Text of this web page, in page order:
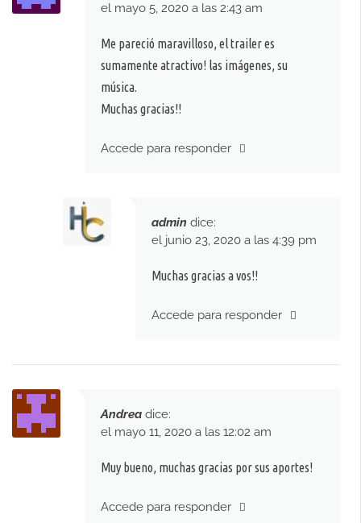
el mayo 5, 2020 a las 2:43 am
Me pareció maravilloso, el trailer es
sumamente atractivo! las imágenes, su
música.
Muchas gracias!!
Accede para responder
admin dice:
el junio 23, 2020 a las 4:39 pm
Muchas gracias a vos!!
Accede para responder
Andrea dice:
el mayo 11, 2020 a las 12:02 am
Muy bueno, muchas gracias por sus aportes!
Accede para responder